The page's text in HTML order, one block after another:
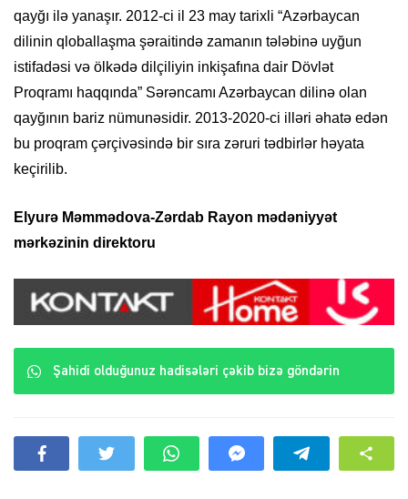
qayğı ilə yanaşır. 2012-ci il 23 may tarixli “Azərbaycan
dilinin qloballaşma şəraitində zamanın tələbinə uyğun
istifadəsi və ölkədə dilçiliyin inkişafına dair Dövlət
Proqramı haqqında” Sərəncamı Azərbaycan dilinə olan
qayğının bariz nümunəsidir. 2013-2020-ci illəri əhatə edən
bu proqram çərçivəsində bir sıra zəruri tədbirlər həyata
keçirilib.
Elyurə Məmmədova-Zərdab Rayon mədəniyyət
mərkəzinin direktoru
Şahidi olduğunuz hadisələri çəkib bizə göndərin